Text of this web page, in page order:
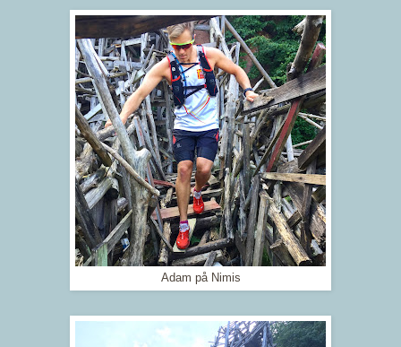
Adam på Nimis